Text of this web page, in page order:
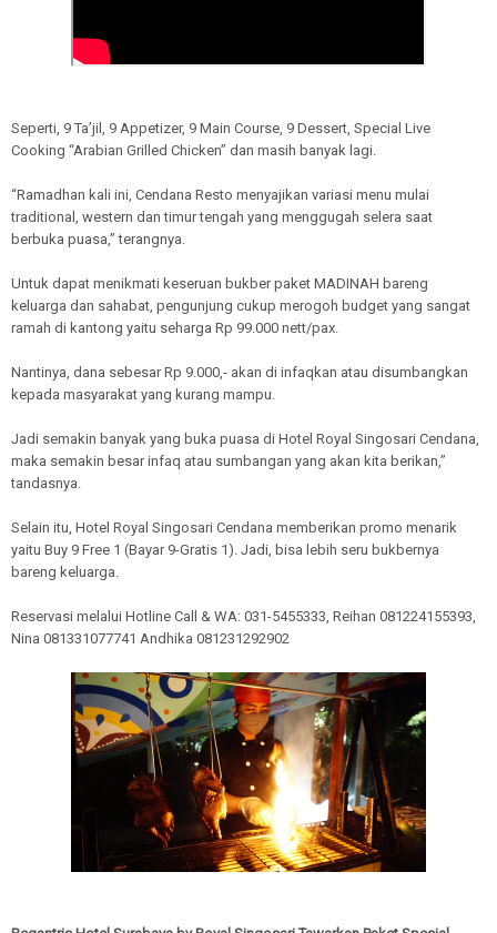
Seperti, 9 Ta’jil, 9 Appetizer, 9 Main Course, 9 Dessert, Special Live
Cooking “Arabian Grilled Chicken” dan masih banyak lagi.
“Ramadhan kali ini, Cendana Resto menyajikan variasi menu mulai
traditional, western dan timur tengah yang menggugah selera saat
berbuka puasa,” terangnya.
Untuk dapat menikmati keseruan bukber paket MADINAH bareng
keluarga dan sahabat, pengunjung cukup merogoh budget yang sangat
ramah di kantong yaitu seharga Rp 99.000 nett/pax.
Nantinya, dana sebesar Rp 9.000,- akan di infaqkan atau disumbangkan
kepada masyarakat yang kurang mampu.
Jadi semakin banyak yang buka puasa di Hotel Royal Singosari Cendana,
maka semakin besar infaq atau sumbangan yang akan kita berikan,”
tandasnya.
Selain itu, Hotel Royal Singosari Cendana memberikan promo menarik
yaitu Buy 9 Free 1 (Bayar 9-Gratis 1). Jadi, bisa lebih seru bukbernya
bareng keluarga.
Reservasi melalui Hotline Call & WA: 031-5455333, Reihan 081224155393,
Nina 081331077741 Andhika 081231292902